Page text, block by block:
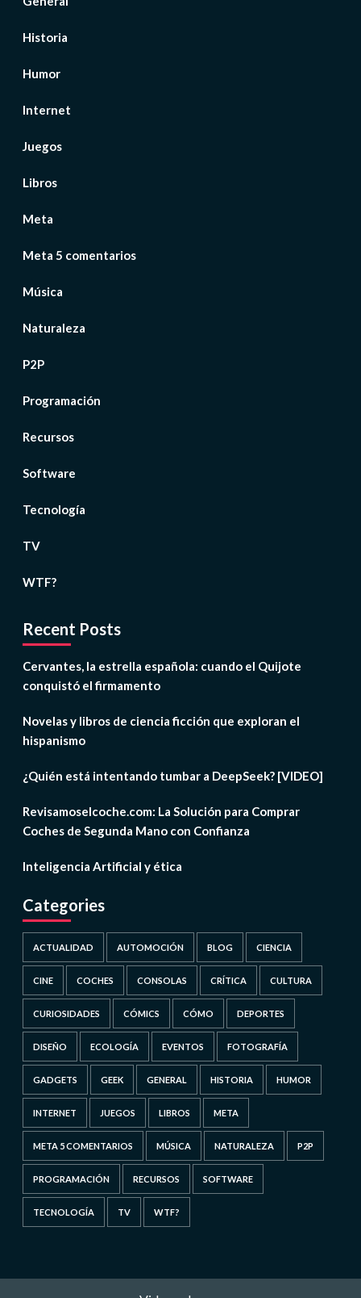
Historia
Humor
Internet
Juegos
Libros
Meta
Meta 5 comentarios
Música
Naturaleza
P2P
Programación
Recursos
Software
Tecnología
TV
WTF?
Recent Posts
Cervantes, la estrella española: cuando el Quijote
conquistó el firmamento
Novelas y libros de ciencia ficción que exploran el
hispanismo
¿Quién está intentando tumbar a DeepSeek? [VIDEO]
Revisamoselcoche.com: La Solución para Comprar
Coches de Segunda Mano con Confianza
Inteligencia Artificial y ética
Categories
ACTUALIDAD AUTOMOCIÓN BLOG CIENCIA
CINE COCHES CONSOLAS CRÍTICA CULTURA
CURIOSIDADES CÓMICS CÓMO DEPORTES
DISEÑO ECOLOGÍA EVENTOS FOTOGRAFÍA
GADGETS GEEK GENERAL HISTORIA HUMOR
INTERNET JUEGOS LIBROS META
META 5 COMENTARIOS MÚSICA NATURALEZA P2P
PROGRAMACIÓN RECURSOS SOFTWARE
TECNOLOGÍA TV WTF?